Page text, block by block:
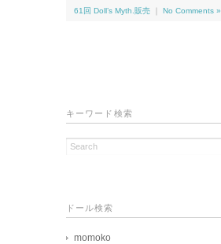
61回 Doll’s Myth.販売 No Comments »
キーワード検索
ドール検索
momoko